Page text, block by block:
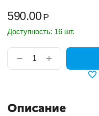
590.00 Р
Доступность: 16 шт.
+
−
Описание